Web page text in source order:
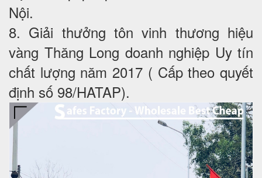
Nội.
8. Giải thưởng tôn vinh thương hiệu
vàng Thăng Long doanh nghiệp Uy tín
chất lượng năm 2017 ( Cấp theo quyết
định số 98/HATAP).